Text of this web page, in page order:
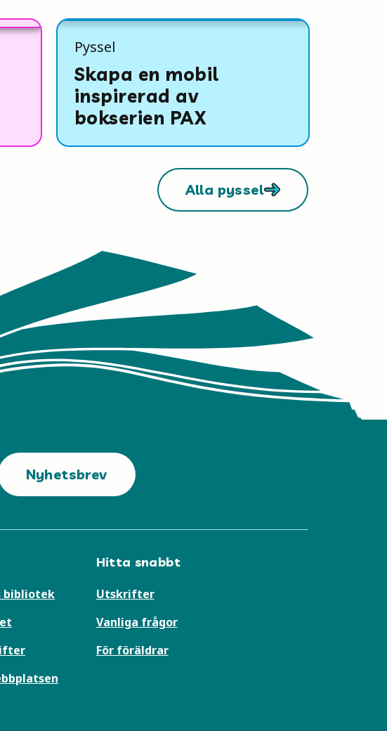
Skapa en mobil
inspirerad av
bokserien PAX
Pyssel
Alla pyssel
Nyhetsbrev
bibliotek
Hitta snabbt
Utskrifter
Vanliga frågor
För föräldrar